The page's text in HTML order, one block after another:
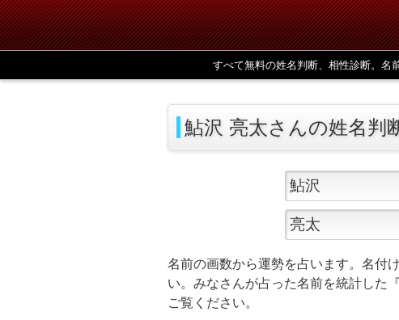
すべて無料の姓名判断、相性診断。名
鮎沢 亮太さんの姓名判
名前の画数から運勢を占います。名付
い。みなさんが占った名前を統計した
ご覧ください。